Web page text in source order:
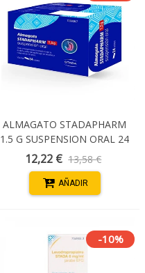
ALMAGATO STADAPHARM
1.5 G SUSPENSION ORAL 24
SOBRES
12,22 € 13,58 €
AÑADIR
-10%